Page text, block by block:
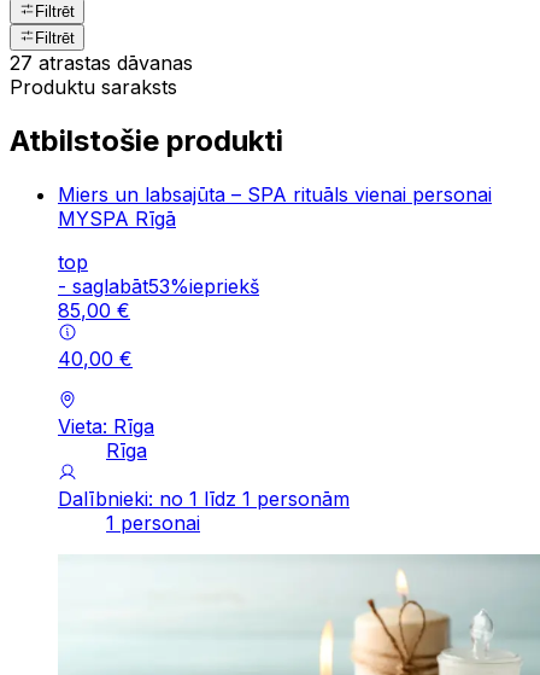
Filtrēt
Filtrēt
27 atrastas dāvanas
Produktu saraksts
Atbilstošie produkti
Miers un labsajūta – SPA rituāls vienai personai
MYSPA Rīgā
top
- saglabāt53%iepriekš
85,00 €
40,00 €
Vieta: Rīga
Rīga
Dalībnieki: no 1 līdz 1 personām
1 personai